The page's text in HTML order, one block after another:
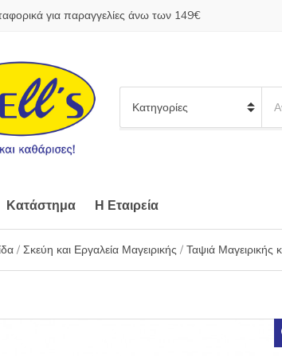
για παραγγελίες άνω των 149€
a
o
n
a
a
o
d
u
s
Κατάστημα Η Εταιρεία
/ Σκεύη και Εργαλεία Μαγειρικής / Ταψιά Μαγειρικής